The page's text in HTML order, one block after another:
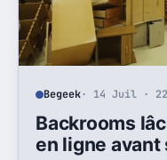
Begeek· 14 Juil ·
Backrooms
en ligne